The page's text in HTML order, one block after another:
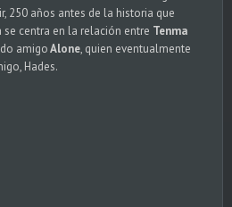
250 años antes de la historia que
centra en la relación entre Tenma
amigoAlone, quien eventualmente
Hades.